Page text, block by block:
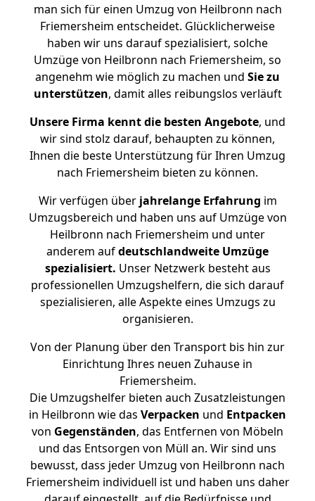
man sich für einen Umzug von Heilbronn nach
Friemersheim entscheidet. Glücklicherweise
haben wir uns darauf spezialisiert, solche
Umzüge von Heilbronn nach Friemersheim, so
angenehm wie möglich zu machen und Sie zu
unterstützen, damit alles reibungslos verläuft
Unsere Firma kennt die besten Angebote, und
wir sind stolz darauf, behaupten zu können,
Ihnen die beste Unterstützung für Ihren Umzug
nach Friemersheim bieten zu können.
Wir verfügen überjahrelange Erfahrung im
Umzugsbereich und haben uns auf Umzüge von
Heilbronn nach Friemersheim und unter
anderem aufdeutschlandweite Umzüge
spezialisiert. Unser Netzwerk besteht aus
professionellen Umzugshelfern, die sich darauf
spezialisieren, alle Aspekte eines Umzugs zu
organisieren.
Von der Planung über den Transport bis hin zur
Einrichtung Ihres neuen Zuhause in
Friemersheim.
Die Umzugshelfer bieten auch Zusatzleistungen
in Heilbronn wie das Verpacken und Entpacken
von Gegenständen, das Entfernen von Möbeln
und das Entsorgen von Müll an. Wir sind uns
bewusst, dass jeder Umzug von Heilbronn nach
Friemersheim individuell ist und haben uns daher